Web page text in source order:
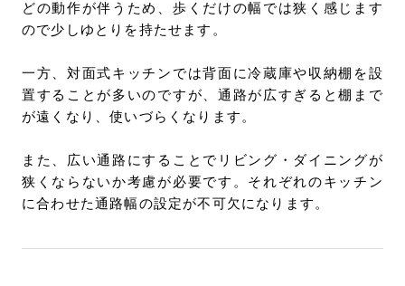
どの動作が伴うため、歩くだけの幅では狭く感じます
ので少しゆとりを持たせます。
一方、対面式キッチンでは背面に冷蔵庫や収納棚を設
置することが多いのですが、通路が広すぎると棚まで
が遠くなり、使いづらくなります。
また、広い通路にすることでリビング・ダイニングが
狭くならないか考慮が必要です。それぞれのキッチン
に合わせた通路幅の設定が不可欠になります。